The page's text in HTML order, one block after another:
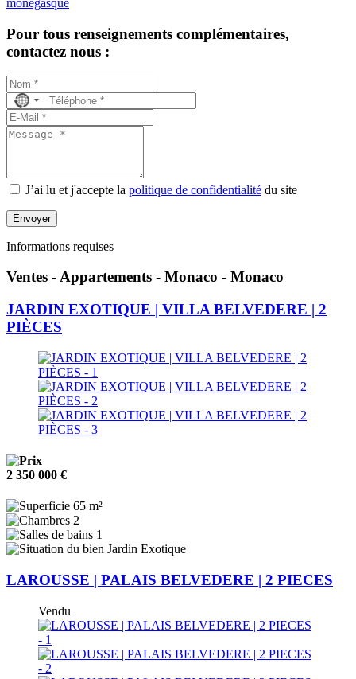
monégasque
Pour tous renseignements complémentaires,
contactez nous :
No
country
selected
J’ai lu et j'accepte la politique de confidentialité du site
Envoyer
Informations requises
Ventes - Appartements - Monaco - Monaco
JARDIN EXOTIQUE | VILLA BELVEDERE | 2
PIÈCES
2 350 000 €
65 m²
2
1
Jardin Exotique
LAROUSSE | PALAIS BELVEDERE | 2 PIECES
Vendu